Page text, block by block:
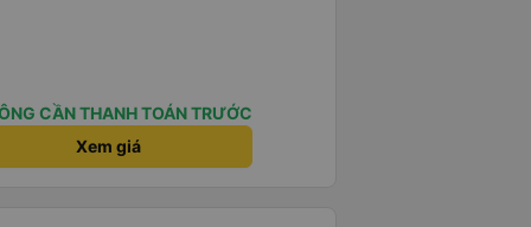
CẦN THANH TOÁN TRƯỚC
Xem giá